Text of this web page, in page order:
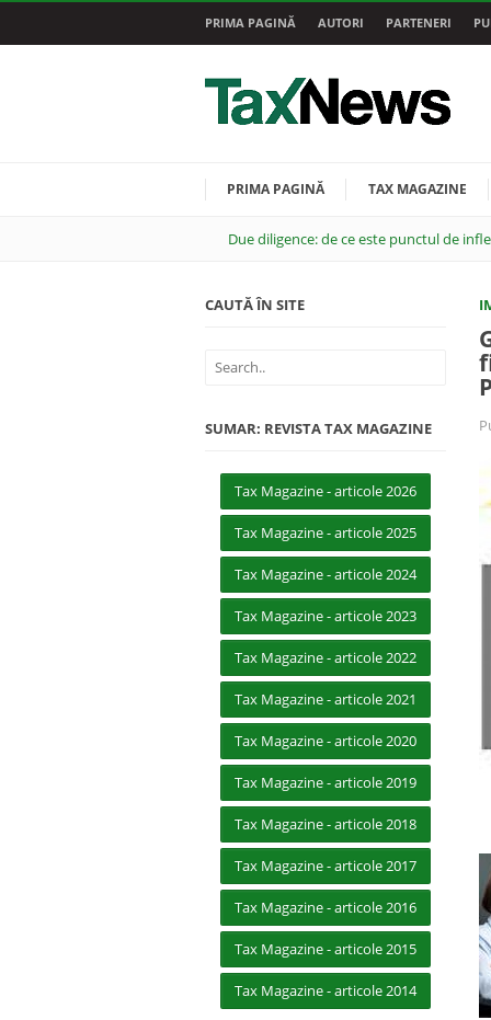
PRIMA PAGINĂ AUTORI PARTENERI
PRIMA PAGINĂ TAX MAGAZINE
Due diligence: de ce este punctul de
CAUTĂ ÎN SITE
SUMAR: REVISTA TAX MAGAZINE
Tax Magazine - articole 2026
Tax Magazine - articole 2025
Tax Magazine - articole 2024
Tax Magazine - articole 2023
Tax Magazine - articole 2022
Tax Magazine - articole 2021
Tax Magazine - articole 2020
Tax Magazine - articole 2019
Tax Magazine - articole 2018
Tax Magazine - articole 2017
Tax Magazine - articole 2016
Tax Magazine - articole 2015
Tax Magazine - articole 2014